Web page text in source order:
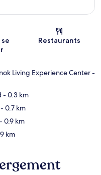
Restaurants
Living Experience Center-
- 0.3 km
- 0.7 km
- 0.9 km
km